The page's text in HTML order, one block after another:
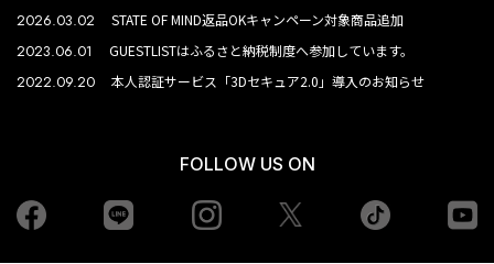
2026.03.02 STATE OF MIND返品OKキャンペーン対象商品追加
2023.06.01 GUESTLISTはふるさと納税制度へ参加しています。
2022.09.20 本人認証サービス「3Dセキュア2.0」導入のお知らせ
FOLLOW US ON
Facebook Instagram tiktok